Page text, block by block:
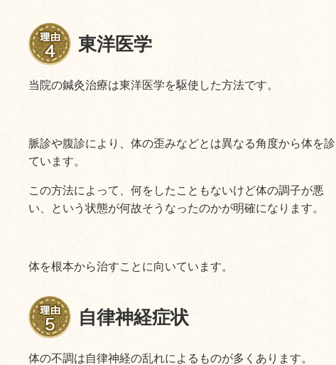
東洋医学
当院の鍼灸治療は東洋医学を駆使した方法です。
脈診や腹診により、体の歪みなどとは異なる角度から体を診
ています。
この方法によって、何をしたこともないけど体の調子が悪
い、という状態が何故そうなったのかが明確になります。
体を根本から治すことに向いています。
自律神経症状
体の不調は自律神経の乱れによるものが多くあります。